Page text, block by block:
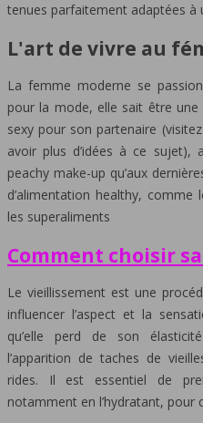
tenues parfaitement adaptées à
L'art de vivre au
La femme moderne se
pour la mode, elle sait être une
sexy pour son partenaire
avoir plus d’idées à ce sujet),
peachy make-up qu’aux
d’alimentation healthy, comme
les superaliments
Comment choisir
Le vieillissement est une
influencer l’aspect et la
qu’elle perd de son
l’apparition de taches de
rides. Il est essentiel de
notamment en l’hydratant, pour